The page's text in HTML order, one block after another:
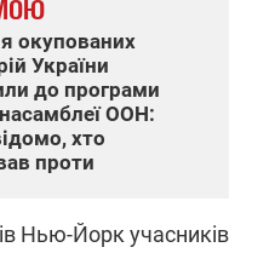
окупованих
України
до програми
ООН:
хто
проти
Нью-Йорк учасників